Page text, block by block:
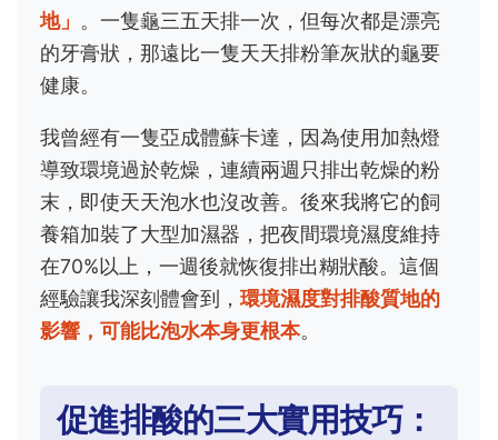
地」 。一隻龜三五天排一次，但每次都是漂亮
的牙膏狀，那遠比一隻天天排粉筆灰狀的龜要
健康。
我曾經有一隻亞成體蘇卡達，因為使用加熱燈
導致環境過於乾燥，連續兩週只排出乾燥的粉
末，即使天天泡水也沒改善。後來我將它的飼
養箱加裝了大型加濕器，把夜間環境濕度維持
在70%以上，一週後就恢復排出糊狀酸。這個
經驗讓我深刻體會到， 環境濕度對排酸質地的
影響，可能比泡水本身更根本。
促進排酸的三大實用技巧：